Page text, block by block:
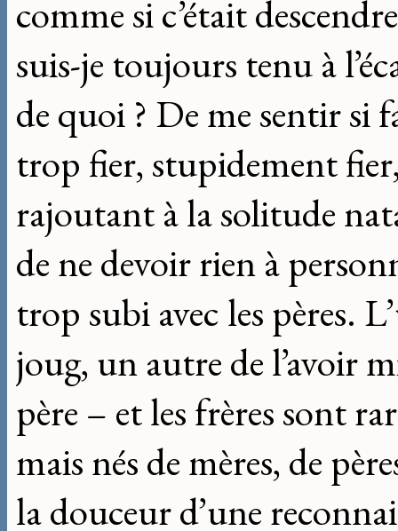
comme si c’était
suis-je toujours tenu à
de quoi ? De me sentir si
trop fier, stupidement
rajoutant à la solitude
de ne devoir rien à
trop subi avec les pères.
joug, un autre de l’avoir
père – et les frères sont
mais nés de mères, de
la douceur d’une